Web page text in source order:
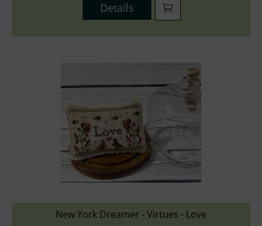
Details
New York Dreamer - Virtues - Love